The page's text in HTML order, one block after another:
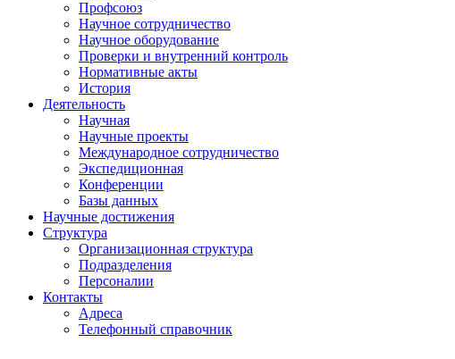
Профсоюз
Научное сотрудничество
Научное оборудование
Проверки и внутренний контроль
Нормативные акты
История
Деятельность
Научная
Научные проекты
Международное сотрудничество
Экспедиционная
Конференции
Базы данных
Научные достижения
Структура
Организационная структура
Подразделения
Персоналии
Контакты
Адреса
Телефонный справочник